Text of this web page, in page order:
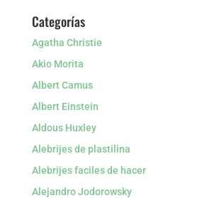
Categorías
Agatha Christie
Akio Morita
Albert Camus
Albert Einstein
Aldous Huxley
Alebrijes de plastilina
Alebrijes faciles de hacer
Alejandro Jodorowsky